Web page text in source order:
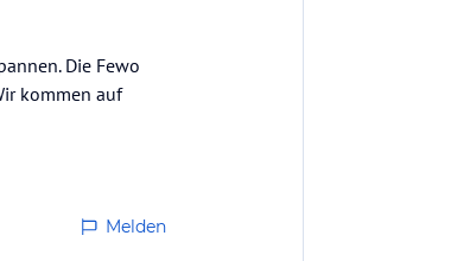
Die Fewo
kommen auf
Melden